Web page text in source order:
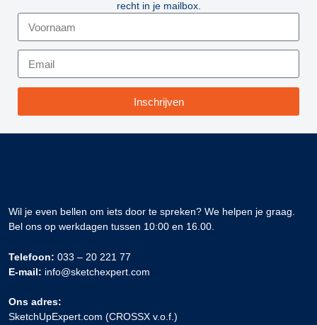
recht in je mailbox.
Inschrijven
Wil je even bellen om iets door te spreken? We helpen je graag.
Bel ons op werkdagen tussen 10:00 en 16.00.
Telefoon: 033 – 20 221 77
E-mail: info@sketchexpert.com
Ons adres:
SketchUpExpert.com (CROSSX v.o.f.)